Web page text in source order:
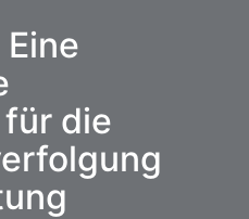
die